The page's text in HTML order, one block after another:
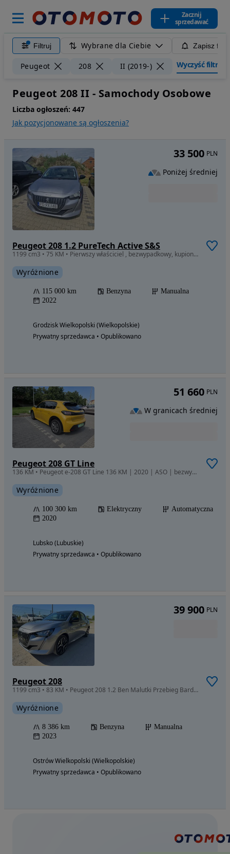
Zacznij
sprzedawać
Filtruj Wybrane dla Ciebie Zapisz
Peugeot 208 II (2019-) Wyczyść filtry
Peugeot 208 II - Samochody Osobowe
Liczba ogłoszeń: 447
Jak pozycjonowane są ogłoszenia?
Peugeot 208 1.2 PureTech Active S&S
1199 cm3 • 75 KM • Pierwszy właściciel , bezwypadkowy, kupiony w polskim salonie.
Wyróżnione
115 000 km Benzyna
Manualna
2022
Grodzisk Wielkopolski (Wielkopolskie)
Prywatny sprzedawca • Opublikowano
33 500 PLN
Poniżej średniej
Peugeot 208 GT Line
136 KM • Peugeot e-208 GT Line 136 KM | 2020 | ASO | bezwypadkowy | 2 komplety
Wyróżnione
100 300 km Elektryczny
Automatyczna
2020
Lubsko (Lubuskie)
Prywatny sprzedawca • Opublikowano
51 660 PLN
W granicach średniej
Peugeot 208
1199 cm3 • 83 KM • Peugeot 208 1.2 Ben Malutki Przebieg Bardzo Fajny Auto
Wyróżnione
8 386 km Benzyna
Manualna
2023
Ostrów Wielkopolski (Wielkopolskie)
Prywatny sprzedawca • Opublikowano
39 900 PLN